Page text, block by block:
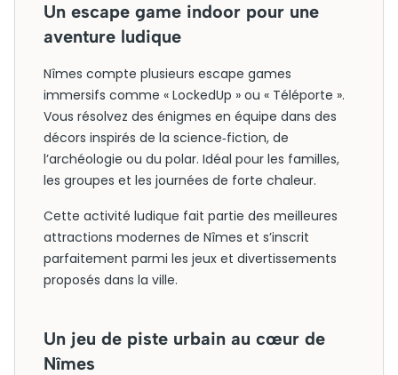
Un escape game indoor pour une
aventure ludique
Nîmes compte plusieurs escape games
immersifs comme « LockedUp » ou « Téléporte ».
Vous résolvez des énigmes en équipe dans des
décors inspirés de la science‑fiction, de
l’archéologie ou du polar. Idéal pour les familles,
les groupes et les journées de forte chaleur.
Cette activité ludique fait partie des meilleures
attractions modernes de Nîmes et s’inscrit
parfaitement parmi les jeux et divertissements
proposés dans la ville.
Un jeu de piste urbain au cœur de
Nîmes